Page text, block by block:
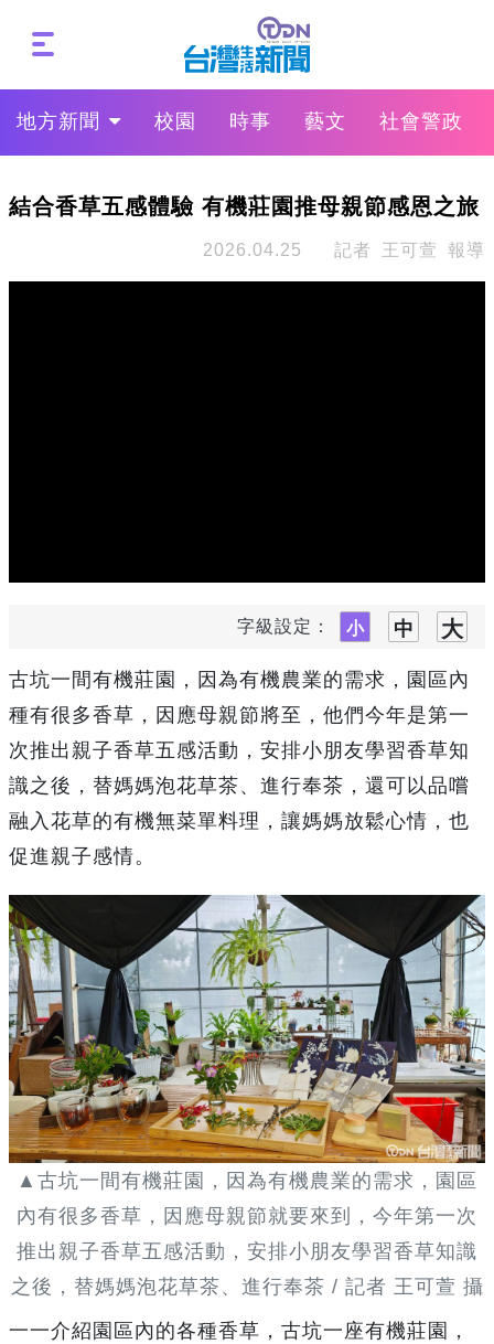
地方新聞 校園 時事 藝文 社會警政
結合香草五感體驗 有機莊園推母親節感恩之旅
2026.04.25 記者 王可萱 報導
字級設定：
古坑一間有機莊園，因為有機農業的需求，園區內
種有很多香草，因應母親節將至，他們今年是第一
次推出親子香草五感活動，安排小朋友學習香草知
識之後，替媽媽泡花草茶、進行奉茶，還可以品嚐
融入花草的有機無菜單料理，讓媽媽放鬆心情，也
促進親子感情。
▲古坑一間有機莊園，因為有機農業的需求，園區
內有很多香草，因應母親節就要來到，今年第一次
推出親子香草五感活動，安排小朋友學習香草知識
之後，替媽媽泡花草茶、進行奉茶 / 記者 王可萱 攝
一一介紹園區內的各種香草，古坑一座有機莊園，